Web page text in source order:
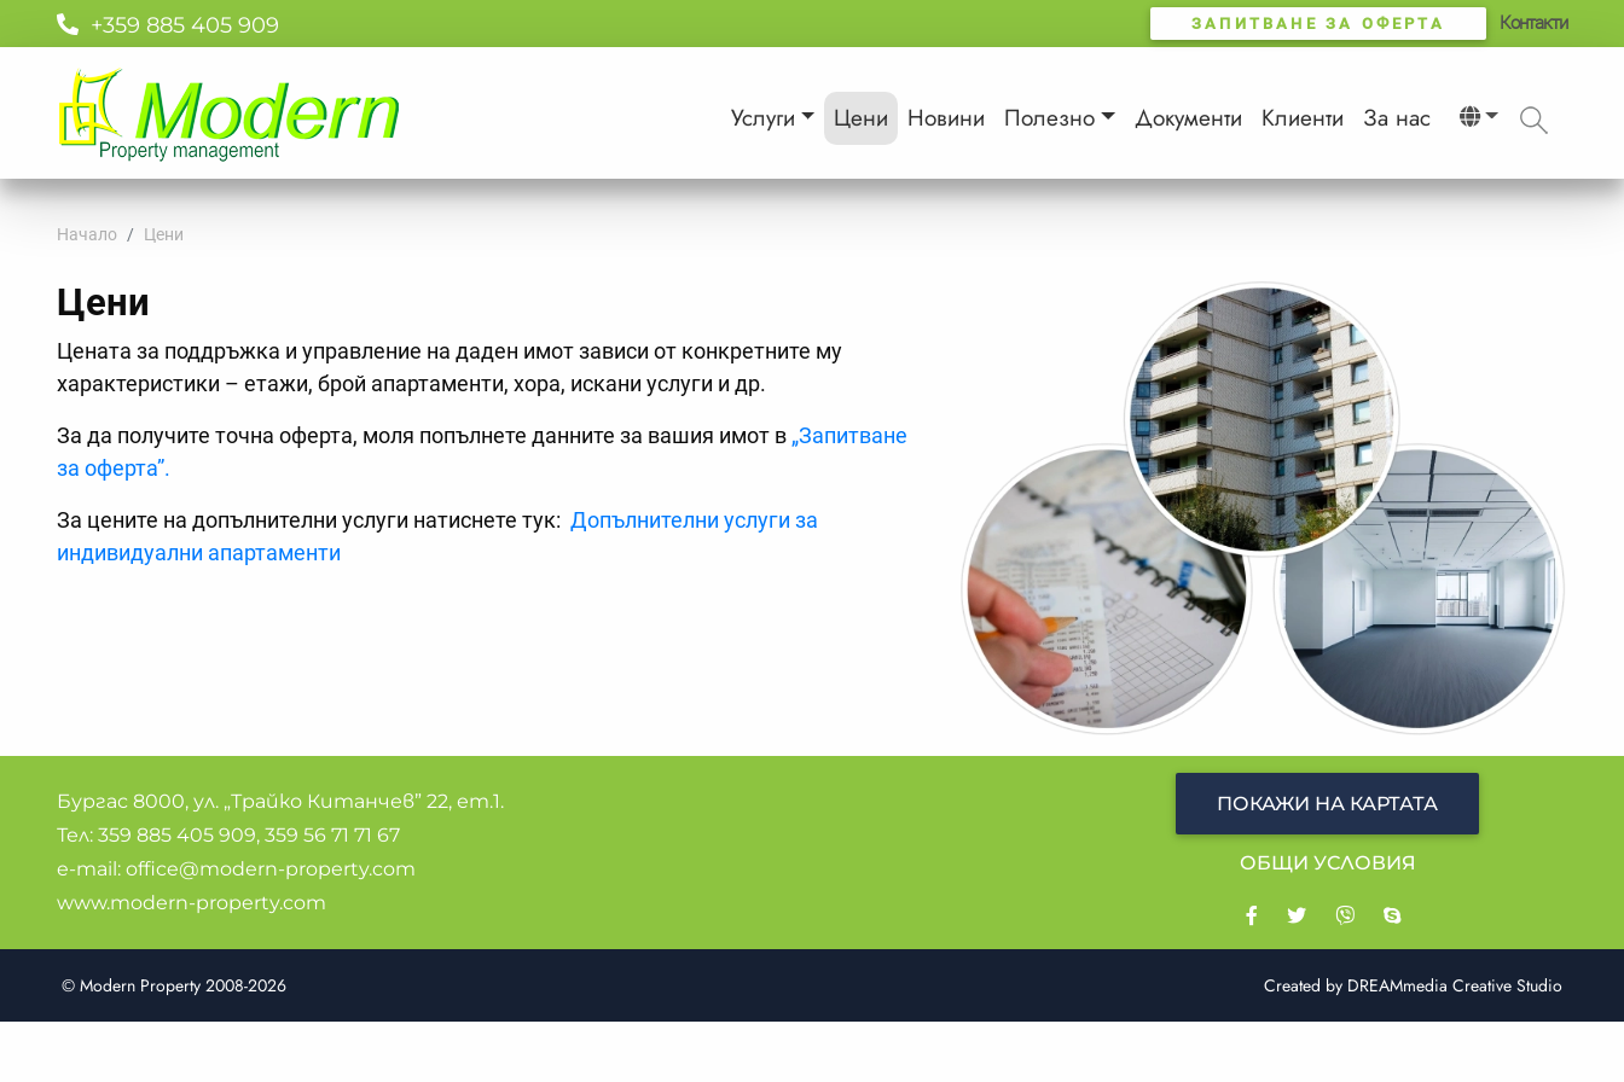
+359 885 405 909 ЗАПИТВАНЕ ЗА ОФЕРТА Контакти
Услуги Цени Новини Полезно Документи Клиенти За нас
Начало Цени
Цени
Цената за поддръжка и управление на даден имот зависи от конкретните му
характеристики – етажи, брой апартаменти, хора, искани услуги и др.
За да получите точна оферта, моля попълнете данните за вашия имот в „Запитване
за оферта”.
За цените на допълнителни услуги натиснете тук: Допълнителни услуги за
индивидуални апартаменти
Бургас 8000, ул. „Трайко Китанчев” 22, ет.1.
Тел: 359 885 405 909, 359 56 71 71 67
e-mail: office@modern-property.com
www.modern-property.com
ПОКАЖИ НА КАРТАТА
ОБЩИ УСЛОВИЯ
© Modern Property 2008-2026 Created by DREAMmedia Creative Studio